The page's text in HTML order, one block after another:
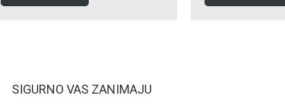
SIGURNO VAS ZANIMAJU